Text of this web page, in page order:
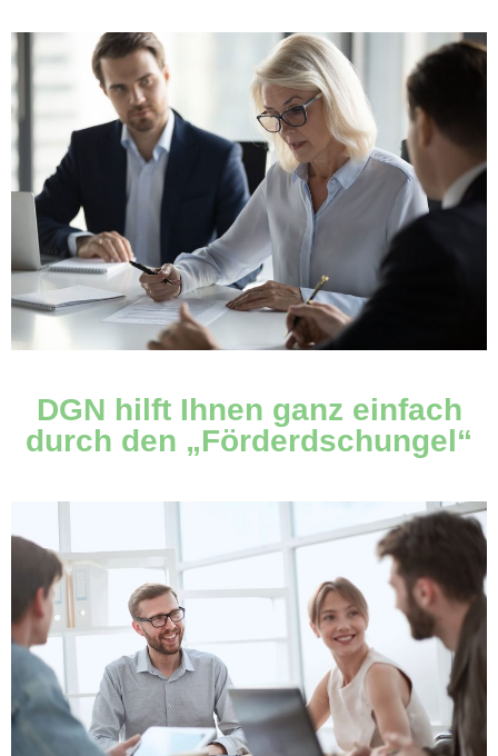
DGN hilft Ihnen ganz einfach
durch den „Förderdschungel“